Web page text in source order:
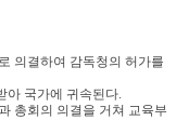
의결하여 감독청의 허가를
아 국가에 귀속된다.
총회의 의결을 거쳐 교육부